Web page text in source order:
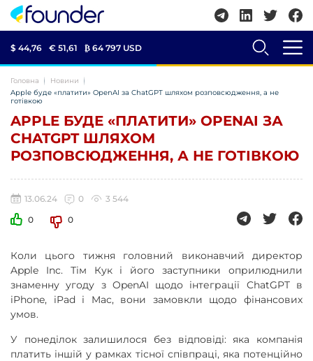
$ 44,76 € 51,61 ₿ 64 797 USD
Головна
Новини
Apple буде «платити» OpenAI за ChatGPT шляхом розповсюдження, а не
готівкою
APPLE БУДЕ «ПЛАТИТИ» OPENAI ЗА
CHATGPT ШЛЯХОМ
РОЗПОВСЮДЖЕННЯ, А НЕ ГОТІВКОЮ
13.06.24 0
3 544
0
0
Коли цього тижня головний виконавчий директор
Apple Inc. Тім Кук і його заступники оприлюднили
знаменну угоду з OpenAI щодо інтеграції ChatGPT в
iPhone, iPad і Mac, вони замовкли щодо фінансових
умов.
У понеділок залишилося без відповіді: яка компанія
платить іншій у рамках тісної співпраці, яка потенційно